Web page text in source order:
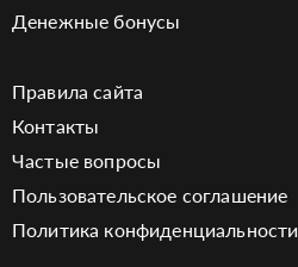
Денежные бонусы
Правила сайта
Контакты
Частые вопросы
Пользовательское соглашение
Политика конфиденциальности